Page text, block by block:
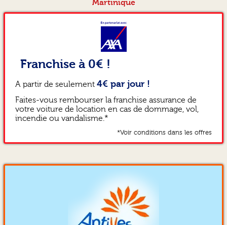
Martinique
Franchise à 0€ !
A partir de seulement 4€ par jour !
Faites-vous rembourser la franchise assurance de
votre voiture de location en cas de dommage, vol,
incendie ou vandalisme.*
*Voir conditions dans les offres